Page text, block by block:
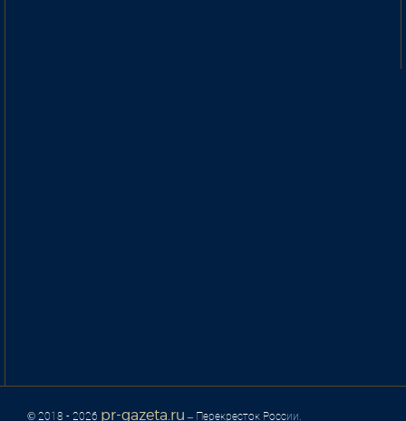
© 2018 - 2026 pr-gazeta.ru – Перекресток России.